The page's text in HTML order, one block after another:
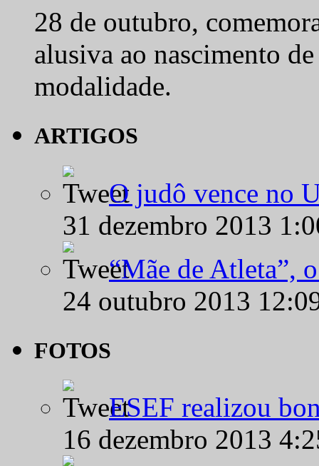
28 de outubro,
alusiva ao nascimento
modalidade.
ARTIGOS
O judô vence no
31 dezembro 2013
“Mãe de Atleta”,
24 outubro 2013
FOTOS
ESEF realizou
16 dezembro 2013